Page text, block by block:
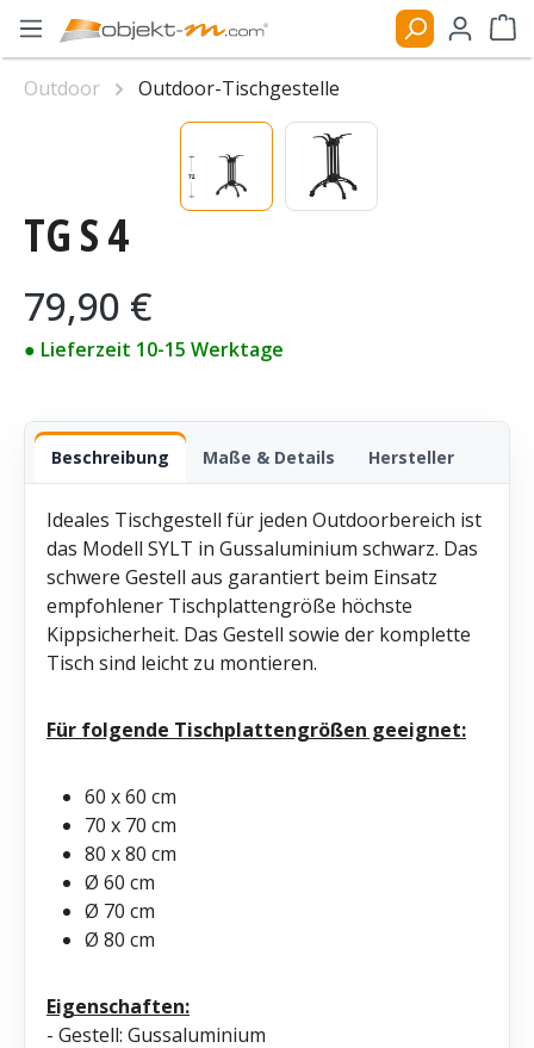
Zum Hauptinhalt springen
TG S 4
Regulärer Preis:
79,90 €
● Lieferzeit 10-15 Werktage
Beschreibung Maße & Details Hersteller
Ideales Tischgestell für jeden Outdoorbereich ist
das Modell SYLT in Gussaluminium schwarz. Das
schwere Gestell aus garantiert beim Einsatz
empfohlener Tischplattengröße höchste
Kippsicherheit. Das Gestell sowie der komplette
Tisch sind leicht zu montieren.
Für folgende Tischplattengrößen geeignet:
60 x 60 cm
70 x 70 cm
80 x 80 cm
Ø 60 cm
Ø 70 cm
Ø 80 cm
Eigenschaften:
- Gestell: Gussaluminium
Outdoor
Outdoor-Tischgestelle
Bildergalerie überspringen